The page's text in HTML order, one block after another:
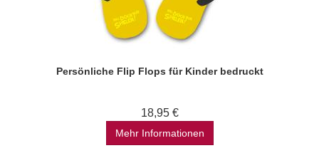
Persönliche Flip Flops für Kinder bedruckt
18,95 €
Mehr Informationen